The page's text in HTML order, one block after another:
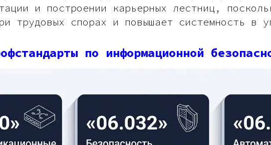
и построении карьерных лестниц,
трудовых спорах и повышает системность в
по информационной